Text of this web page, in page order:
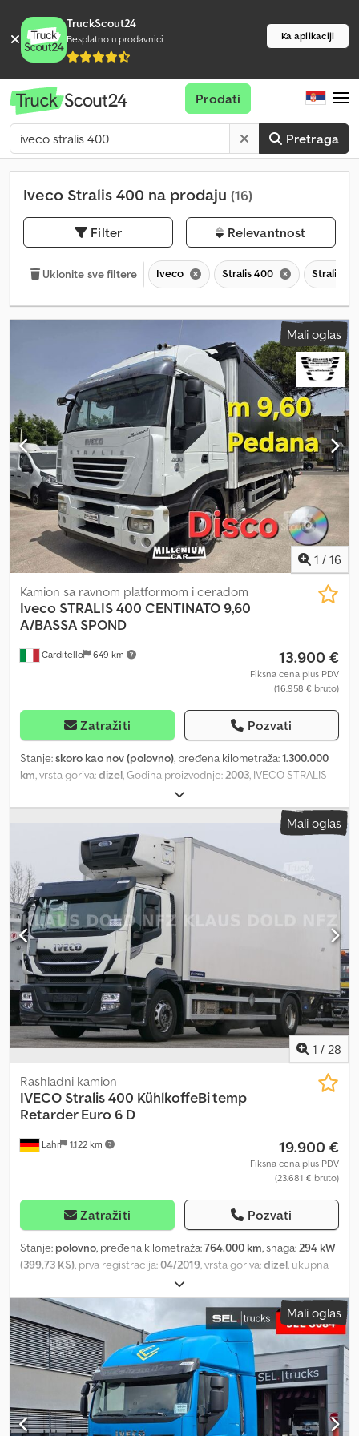
TruckScout24
Besplatno u prodavnici Ka aplikaciji
Pretraga
Prodati
Iveco Stralis 400 na prodaju (16)
Filter Relevantnost
Uklonite sve filtere Iveco Stralis 400 Stralis
Mali oglas
1 / 16
Carditello 649 km
Kamion sa ravnom platformom i ceradom
Iveco STRALIS 400 CENTINATO 9,60
A/BASSA SPOND
13.900 €
Fiksna cena plus PDV
(16.958 € bruto)
Zatražiti Pozvati
Stanje:skoro kao nov (polovno), pređena kilometraža:1.300.000
km, vrsta goriva:dizel, Godina proizvodnje:2003, IVECO STRALIS
260S400, godište 2003, EURO 3, analogni tahograf sa diskom,
sandučasta nadogradnja sa stranicama dimenzija 9,60 x 2,55 x 2,65
m, sa hidrauličnom platformom za podizanje i spuštanje tereta i
pokrivnom ceradom. Retraktilna bočna platforma DHOLLANDIA,
kapaciteta 20 qli. Automatski menjač. Treća podizna osovina sa
upravljanjem. Inteligentni sistem upravljanja. Prešao 1.300.000 km.
Vozilo je u odličnom stanju. Crodjzmyh Eepfx Ap Ijf
Mali oglas
1 / 28
Lahr 1.122 km
Rashladni kamion
IVECO Stralis 400 KühlkoffeBi temp
Retarder Euro 6 D
19.900 €
Fiksna cena plus PDV
(23.681 € bruto)
Zatražiti Pozvati
Stanje: polovno, pređena kilometraža:764.000 km, snaga: 294 kW
(399,73 KS) , prva registracija:04/2019 , vrsta goriva:dizel , ukupna
, konfiguracija osovina:
retarder, boja:bela, tip prenosa:automatski, emisioni razred:Euro
6
, zapremina tovarnog prostora:
, dužina tovarnog prostora:
8.250 mm, širina utovarnog prostora: 2.500 mm, visina tovarnog
prostora:2.500 mm , Oprema:ABS, hidraulični zadnji podizač,
klima uređaj, Iveco Stralis 400 rashladna sandučara Carrier,
retarder, LBW, Euro 6 Interni broj za upite: 1125886 * Stanje: veoma
dobro * Snaga: 400 KS / 294 kW * Zapremina motora: 8.710 cm³ *
Retarder * ABS * EBS * Diferencijalna blokada zadnje osovine *
Emisioni standard EURO 6 * Spoljašnji retrovizori električno
Mali oglas